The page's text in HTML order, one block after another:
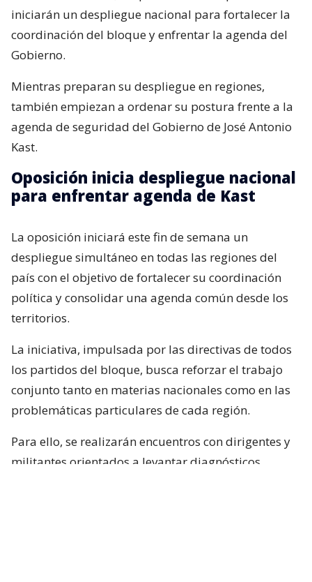
iniciarán un despliegue nacional para fortalecer la
coordinación del bloque y enfrentar la agenda del
Gobierno.
Mientras preparan su despliegue en regiones,
también empiezan a ordenar su postura frente a la
agenda de seguridad del Gobierno de José Antonio
Kast.
Oposición inicia despliegue nacional
para enfrentar agenda de Kast
La oposición iniciará este fin de semana un
despliegue simultáneo en todas las regiones del
país con el objetivo de fortalecer su coordinación
política y consolidar una agenda común desde los
territorios.
La iniciativa, impulsada por las directivas de todos
los partidos del bloque, busca reforzar el trabajo
conjunto tanto en materias nacionales como en las
problemáticas particulares de cada región.
Para ello, se realizarán encuentros con dirigentes y
militantes orientados a levantar diagnósticos